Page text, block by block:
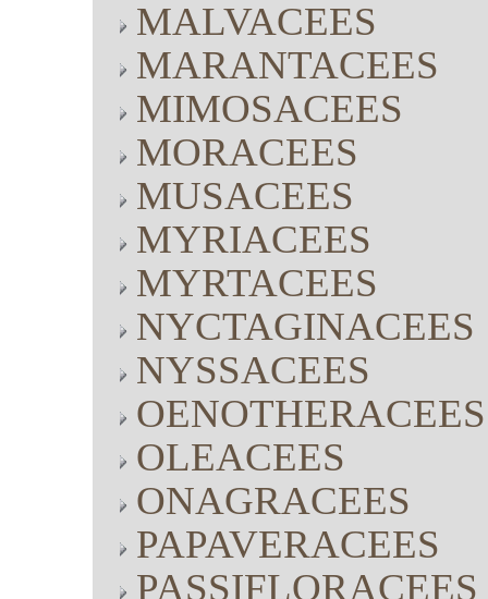
MALVACEES
MARANTACEES
MIMOSACEES
MORACEES
MUSACEES
MYRIACEES
MYRTACEES
NYCTAGINACEES
NYSSACEES
OENOTHERACEES
OLEACEES
ONAGRACEES
PAPAVERACEES
PASSIFLORACEES